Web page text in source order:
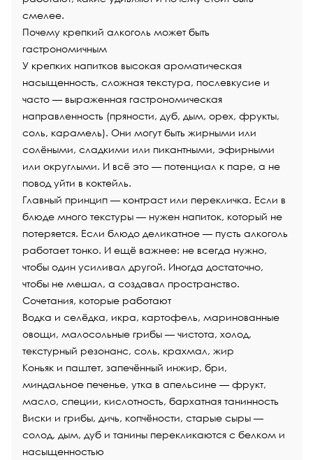
смелее.
Почему крепкий алкоголь может быть
гастрономичным
У крепких напитков высокая ароматическая
насыщенность, сложная текстура, послевкусие и
часто — выраженная гастрономическая
направленность (пряности, дуб, дым, орех, фрукты,
соль, карамель). Они могут быть жирными или
солёными, сладкими или пикантными, эфирными
или округлыми. И всё это — потенциал к паре, а не
повод уйти в коктейль.
Главный принцип — контраст или перекличка. Если в
блюде много текстуры — нужен напиток, который не
потеряется. Если блюдо деликатное — пусть алкоголь
работает тонко. И ещё важнее: не всегда нужно,
чтобы один усиливал другой. Иногда достаточно,
чтобы не мешал, а создавал пространство.
Сочетания, которые работают
Водка и селёдка, икра, картофель, маринованные
овощи, малосольные грибы — чистота, холод,
текстурный резонанс, соль, крахмал, жир
Коньяк и паштет, запечённый инжир, бри,
миндальное печенье, утка в апельсине — фрукт,
масло, специи, кислотность, бархатная танинность
Виски и грибы, дичь, копчёности, старые сыры —
солод, дым, дуб и танины перекликаются с белком и
насыщенностью